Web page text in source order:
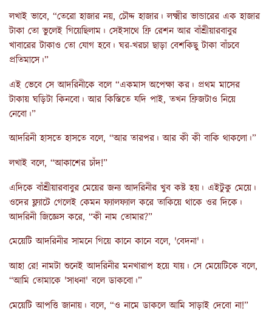
লখাই ভাবে, “তেরো হাজার নয়, চৌদ্দ হাজার। লক্ষ্মীর ভান্ডারের এক হাজার
টাকা তো ভুলেই গিয়েছিলাম। সেইসাথে ফ্রি রেশন আর বাঁশ্রীয়ারবাবুর
খাবারের টাকাও তো যোগ হবে। ঘর-খরচা ছাড়া বেশকিছু টাকা বাঁচবে
প্রতিমাসে।”
এই ভেবে সে আদরিনীকে বলে “একমাস অপেক্ষা কর। প্রথম মাসের
টাকায় ঘড়িটা কিনবো। আর কিস্তিতে যদি পাই, তখন ফ্রিজটাও নিয়ে
নেবো।”
আদরিনী হাসতে হাসতে বলে, “আর তারপর। আর কী কী বাকি থাকলো।”
লখাই বলে, “আকাশের চাঁদ!”
এদিকে বাঁশ্রীয়ারবাবুর মেয়ের জন্য আদরিনীর খুব কষ্ট হয়। এইটুকু মেয়ে।
ওদের ফ্ল্যাটে গেলেই কেমন ফ্যালফ্যাল করে তাকিয়ে থাকে ওর দিকে।
আদরিনী জিজ্ঞেস করে, “কী নাম তোমার?”
মেয়েটি আদরিনীর সামনে গিয়ে কানে কানে বলে, 'বেদনা'।
আহা রে! নামটা শুনেই আদরিনীর মনখারাপ হয়ে যায়। সে মেয়েটিকে বলে,
“আমি তোমাকে 'সাধনা' বলে ডাকবো।”
মেয়েটি আপত্তি জানায়। বলে, “ও নামে ডাকলে আমি সাড়াই দেবো না!”